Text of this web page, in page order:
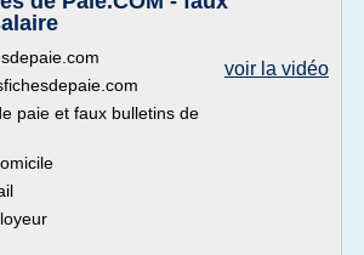
voir la vidéo
paie et faux bulletins de